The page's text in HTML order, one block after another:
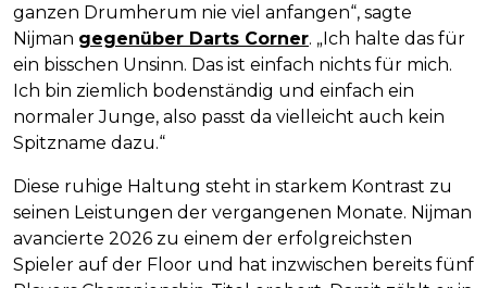
ganzen Drumherum nie viel anfangen“, sagte
Nijman gegenüber Darts Corner. „Ich halte das für
ein bisschen Unsinn. Das ist einfach nichts für mich.
Ich bin ziemlich bodenständig und einfach ein
normaler Junge, also passt da vielleicht auch kein
Spitzname dazu.“
Diese ruhige Haltung steht in starkem Kontrast zu
seinen Leistungen der vergangenen Monate. Nijman
avancierte 2026 zu einem der erfolgreichsten
Spieler auf der Floor und hat inzwischen bereits fünf